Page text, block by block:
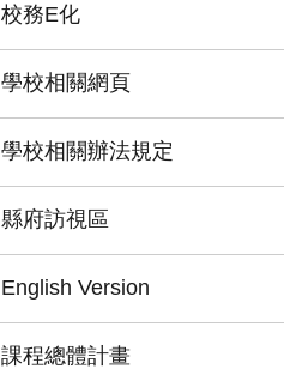
校務E化
學校相關網頁
學校相關辦法規定
縣府訪視區
English Version
課程總體計畫